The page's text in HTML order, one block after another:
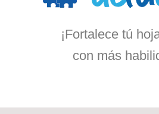
¡Fortalece tú
con más